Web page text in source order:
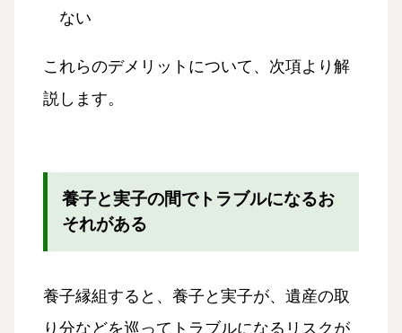
ない
これらのデメリットについて、次項より解
説します。
養子と実子の間でトラブルになるお
それがある
養子縁組すると、養子と実子が、遺産の取
り分などを巡ってトラブルになるリスクが